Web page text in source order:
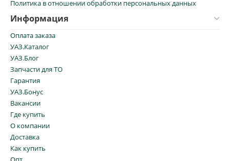
Политика в отношении обработки персональных данных
Информация
Оплата заказа
УАЗ.Каталог
УАЗ.Блог
Запчасти для ТО
Гарантия
УАЗ.Бонус
Вакансии
Где купить
О компании
Доставка
Как купить